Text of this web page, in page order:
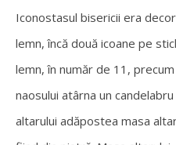
Iconostasul bisericii era
lemn, încă două icoane pe
lemn, în număr de 11,
naosului atârna un
altarului adăpostea masa